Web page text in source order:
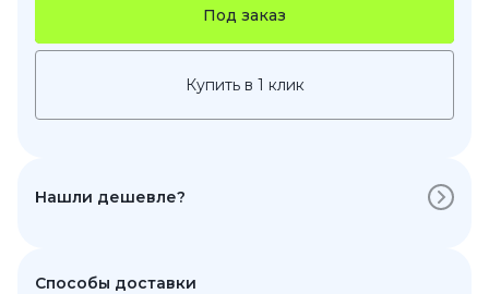
Под заказ
Купить в 1 клик
Нашли дешевле?
Способы доставки